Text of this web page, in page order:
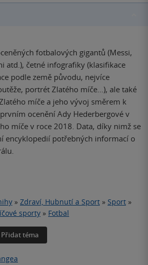
fotbalových gigantů (Messi,
atd.), četné infografiky (klasifikace
podle země původu, nejvíce
portrét Zlatého míče…), ale také
míče a jeho vývoj směrem k
ocenění Ady Hederbergové v
míče v roce 2018. Data, díky nimž se
encyklopedií potřebných informací o
» Zdraví, Hubnutí a Sport » Sport »
sporty » Fotbal
Přidat téma